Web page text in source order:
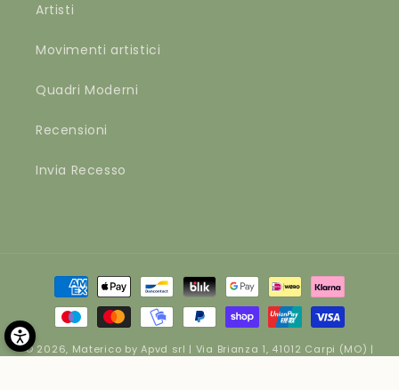
Artisti
Movimenti artistici
Quadri Moderni
Recensioni
Invia Recesso
Metodi
pagamento
© 2026, Materico by Apvd srl | Via Brianza 1, 41012 Carpi (MO) |